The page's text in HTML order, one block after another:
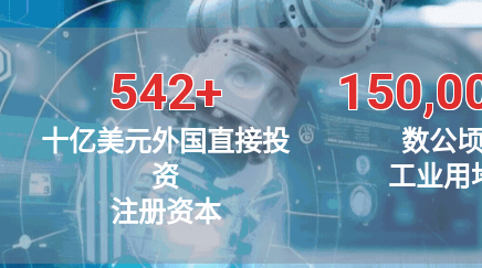
542+
十亿美元外国直接投
资
注册资本
数公
工业用